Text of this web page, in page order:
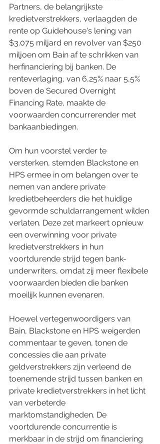
Partners, de belangrijkste
kredietverstrekkers, verlaagden de
rente op Guidehouse's lening van
$3.075 miljard en revolver van $250
miljoen om Bain af te schrikken van
herfinanciering bij banken. De
renteverlaging, van 6,25% naar 5,5%
boven de Secured Overnight
Financing Rate, maakte de
voorwaarden concurrerender met
bankaanbiedingen.
Om hun voorstel verder te
versterken, stemden Blackstone en
HPS ermee in om belangen over te
nemen van andere private
kredietbeheerders die het huidige
gevormde schuldarrangement wilden
verlaten. Deze zet markeert opnieuw
een overwinning voor private
kredietverstrekkers in hun
voortdurende strijd tegen bank-
underwriters, omdat zij meer flexibele
voorwaarden bieden die banken
moeilijk kunnen evenaren.
Hoewel vertegenwoordigers van
Bain, Blackstone en HPS weigerden
commentaar te geven, tonen de
concessies die aan private
geldverstrekkers zijn verleend de
toenemende strijd tussen banken en
private kredietverstrekkers in het licht
van verbeterde
marktomstandigheden. De
voortdurende concurrentie is
merkbaar in de strijd om financiering